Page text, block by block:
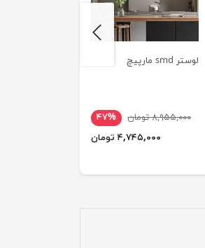
لوستر smd مارپیچ
۸,۹۵۵,۰۰۰ تومان
۴۷%
۴,۷۴۵,۰۰۰ تومان
next